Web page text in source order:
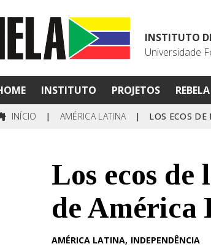
INSTITUTO
Universidade
INSTITUTO PROJETOS REBELA
INÍCIO | AMÉRICA LATINA | LOS ECOS
Los ecos
de América
AMÉRICA LATINA INDEPENDÊNCIA